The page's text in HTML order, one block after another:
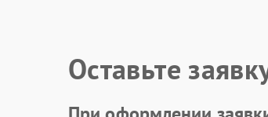
Оставьте